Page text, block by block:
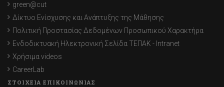
green@cut
Δίκτυο Ενίσχυσης και Ανάπτυξης της Μάθησης
Πολιτική Προστασίας Δεδομένων Προσωπικού Χαρακτήρα
Ενδοδικτυακή Ηλεκτρονική Σελίδα ΤΕΠΑΚ - Intranet
Χρήσιμα videos
CareerLab
ΣΤΟΙΧΕΙΑ ΕΠΙΚΟΙΝΩΝΙΑΣ